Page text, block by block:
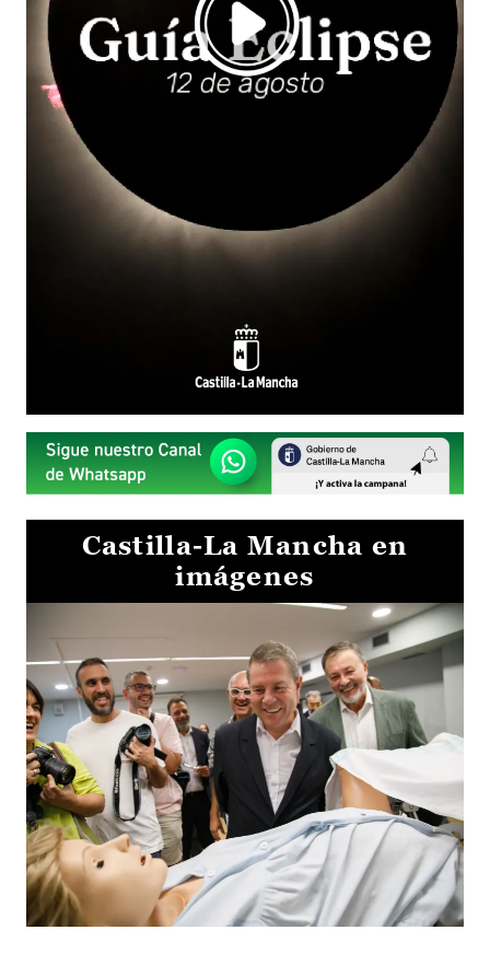
Castilla-La Mancha en
imágenes